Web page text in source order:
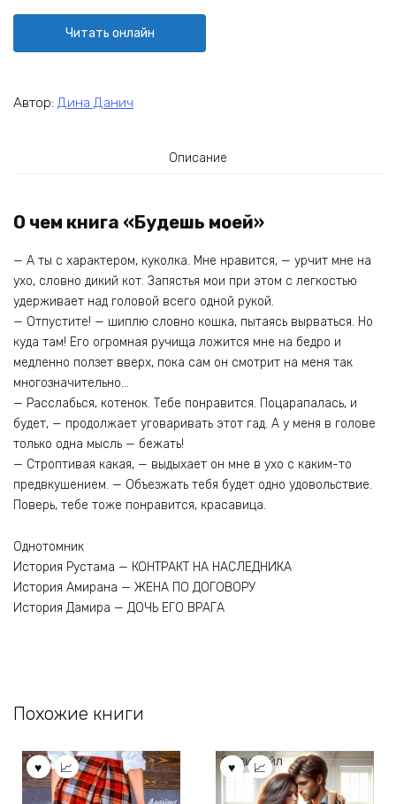
Читать онлайн
Автор: Дина Данич
Описание
О чем книга «Будешь моей»
— А ты с характером, куколка. Мне нравится, — урчит мне на
ухо, словно дикий кот. Запястья мои при этом с легкостью
удерживает над головой всего одной рукой.
— Отпустите! — шиплю словно кошка, пытаясь вырваться. Но
куда там! Его огромная ручища ложится мне на бедро и
медленно ползет вверх, пока сам он смотрит на меня так
многозначительно…
— Расслабься, котенок. Тебе понравится. Поцарапалась, и
будет, — продолжает уговаривать этот гад. А у меня в голове
только одна мысль — бежать!
— Строптивая какая, — выдыхает он мне в ухо с каким-то
предвкушением. — Объезжать тебя будет одно удовольствие.
Поверь, тебе тоже понравится, красавица.
Однотомник
История Рустама — КОНТРАКТ НА НАСЛЕДНИКА
История Амирана — ЖЕНА ПО ДОГОВОРУ
История Дамира — ДОЧЬ ЕГО ВРАГА
Похожие книги